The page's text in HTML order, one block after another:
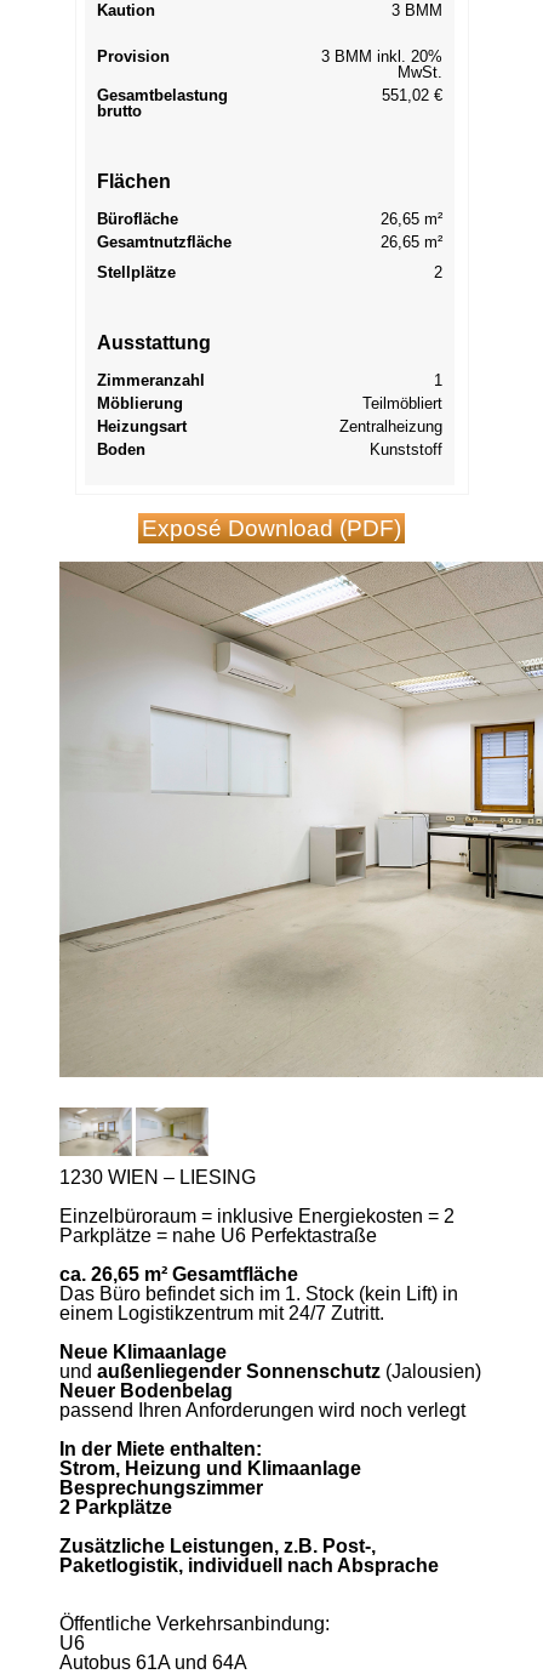
Kaution
3 BMM
Provision
3 BMM inkl. 20%
MwSt.
Gesamtbelastung
brutto
551,02 €
Flächen
Bürofläche
26,65 m²
Gesamtnutzfläche
26,65 m²
Stellplätze
2
Ausstattung
Zimmeranzahl
1
Möblierung
Teilmöbliert
Heizungsart
Zentralheizung
Boden
Kunststoff
Exposé Download (PDF)
1230 WIEN – LIESING
Einzelbüroraum = inklusive Energiekosten = 2
Parkplätze = nahe U6 Perfektastraße
ca. 26,65 m² Gesamtfläche
Das Büro befindet sich im 1. Stock (kein Lift) in
einem Logistikzentrum mit 24/7 Zutritt.
Neue Klimaanlage
und außenliegender Sonnenschutz (Jalousien)
Neuer Bodenbelag
passend Ihren Anforderungen wird noch verlegt
In der Miete enthalten:
Strom, Heizung und Klimaanlage
Besprechungszimmer
2 Parkplätze
Zusätzliche Leistungen, z.B. Post-,
Paketlogistik, individuell nach Absprache
Öffentliche Verkehrsanbindung:
U6
Autobus 61A und 64A